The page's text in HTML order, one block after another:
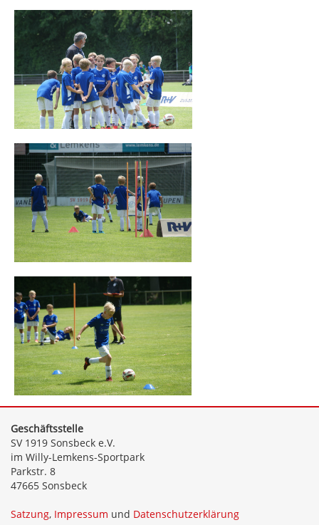
Geschäftsstelle
SV 1919 Sonsbeck e.V.
im Willy-Lemkens-Sportpark
Parkstr. 8
47665 Sonsbeck
Satzung, Impressum und Datenschutzerklärung